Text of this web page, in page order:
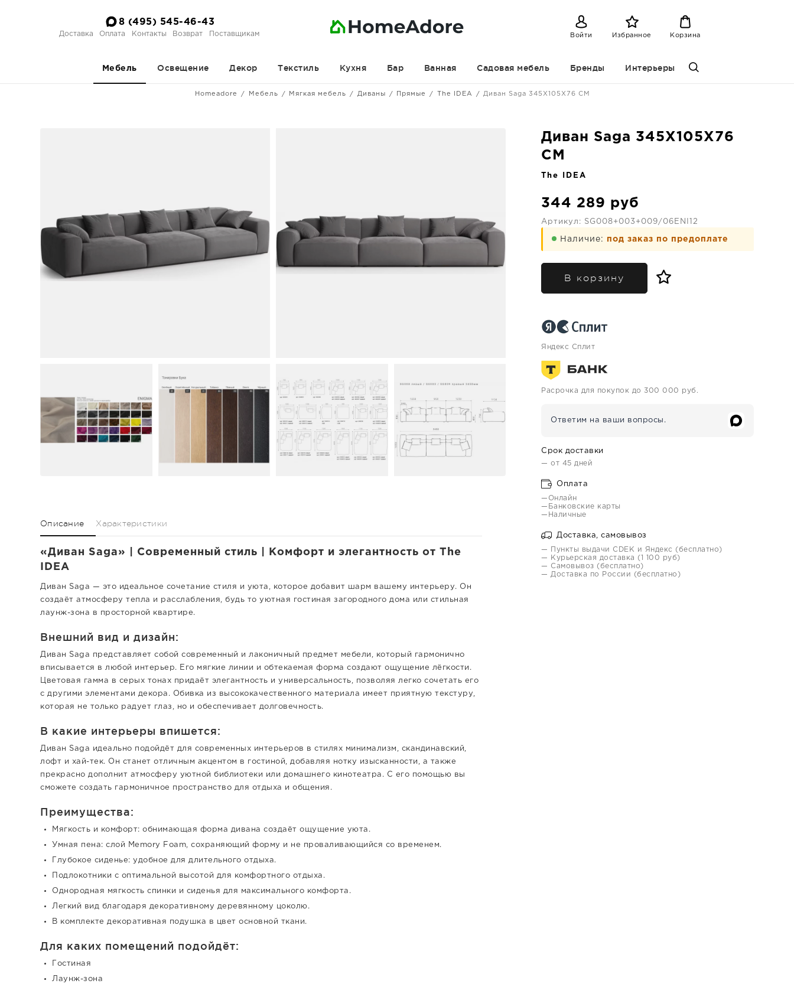
8 (495) 545-46-43
Доставка Оплата Контакты Возврат Поставщикам Войти Избранное Корзина
Мебель Освещение Декор Текстиль Кухня Бар Ванная Садовая мебель Бренды Интерьеры
Homeadore Мебель Мягкая мебель Диваны Прямые The IDEA Диван Saga 345X105X76 CM
Диван Saga 345X105X76
CM
The IDEA
344 289 руб
Артикул: SG008+003+009/06ENI12
Наличие: под заказ по предоплате
В корзину
Яндекс Сплит
Расрочка для покупок до 300 000 руб.
Ответим на ваши вопросы.
Срок доставки
— от 45 дней
Оплата
—Онлайн
—Банковские карты
—Наличные
Доставка, самовывоз
— Пункты выдачи CDEK и Яндекс (бесплатно)
— Курьерская доставка (1 100 руб)
— Самовывоз (бесплатно)
— Доставка по России (бесплатно)
Описание Характеристики
«Диван Saga» | Современный стиль | Комфорт и элегантность от The
IDEA
Диван Saga — это идеальное сочетание стиля и уюта, которое добавит шарм вашему интерьеру. Он
создаёт атмосферу тепла и расслабления, будь то уютная гостиная загородного дома или стильная
лаунж-зона в просторной квартире.
Внешний вид и дизайн:
Диван Saga представляет собой современный и лаконичный предмет мебели, который гармонично
вписывается в любой интерьер. Его мягкие линии и обтекаемая форма создают ощущение лёгкости.
Цветовая гамма в серых тонах придаёт элегантность и универсальность, позволяя легко сочетать его
с другими элементами декора. Обивка из высококачественного материала имеет приятную текстуру,
которая не только радует глаз, но и обеспечивает долговечность.
В какие интерьеры впишется:
Диван Saga идеально подойдёт для современных интерьеров в стилях минимализм, скандинавский,
лофт и хай-тек. Он станет отличным акцентом в гостиной, добавляя нотку изысканности, а также
прекрасно дополнит атмосферу уютной библиотеки или домашнего кинотеатра. С его помощью вы
сможете создать гармоничное пространство для отдыха и общения.
Преимущества:
Мягкость и комфорт: обнимающая форма дивана создаёт ощущение уюта.
Умная пена: слой Memory Foam, сохраняющий форму и не проваливающийся со временем.
Глубокое сиденье: удобное для длительного отдыха.
Подлокотники с оптимальной высотой для комфортного отдыха.
Однородная мягкость спинки и сиденья для максимального комфорта.
Легкий вид благодаря декоративному деревянному цоколю.
В комплекте декоративная подушка в цвет основной ткани.
Для каких помещений подойдёт:
Гостиная
Лаунж-зона